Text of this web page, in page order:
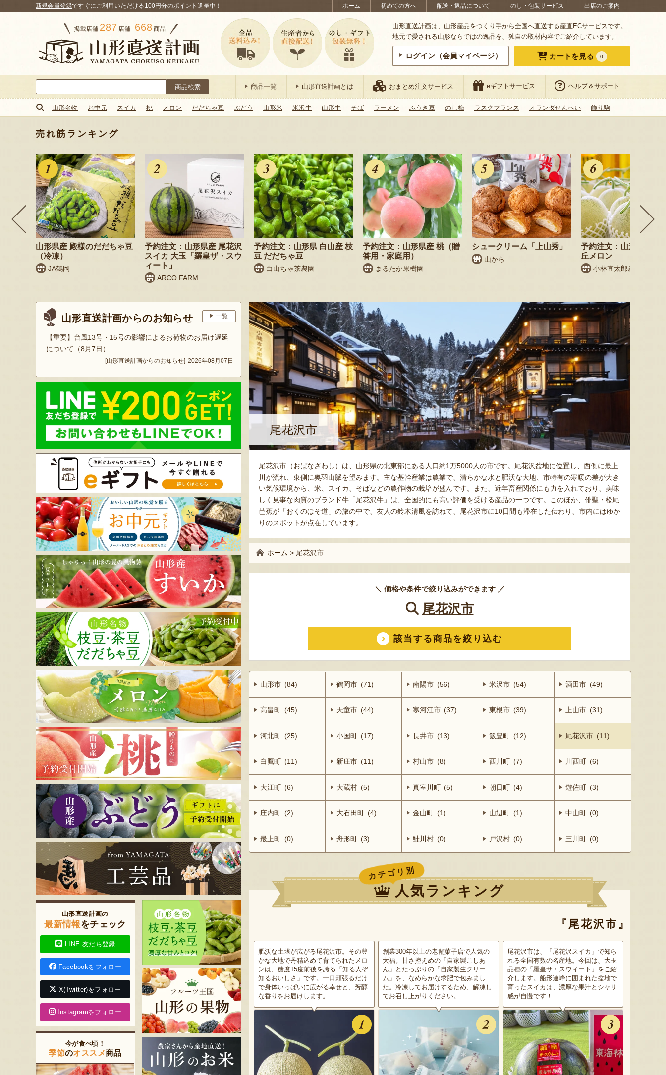
ホーム 初めての方へ 配送・返品について のし・包装サービス 出店のご案内
新規会員登録ですぐにご利用いただける100円分のポイント進呈中！
掲載店舗 287 店舗 668 商品
山形直送計画は、山形産品をつくり手から全国へ直送する産直ECサービスです。
地元で愛される山形ならではの逸品を、独自の取材内容でご紹介しています。
ログイン（会員マイページ） カートを見る 0
索:
商品一覧 山形直送計画とは おまとめ注文サービス eギフトサービス ヘルプ＆サポート
山形名物 お中元 スイカ 桃 メロン だだちゃ豆 ぶどう 山形米 米沢牛 山形牛 そば ラーメン ふうき豆 のし梅 ラスクフランス オランダせんべい 飾り駒
売れ筋ランキング
山形県産 殿様のだだちゃ豆
（冷凍）
JA鶴岡
予約注文：山形県産 尾花沢
スイカ 大玉「羅皇ザ・スウ
ィート」
ARCO FARM
予約注文：山形県 白山産 枝
豆 だだちゃ豆
白山ちゃ茶農園
予約注文：山形県産 桃（贈
答用・家庭用）
まるたか果樹園
シュークリーム「上山秀」
山から
予約注文：山形県産 庄
丘メロン
小林直太郎農園
山形直送計画からのお知らせ 一覧
【重要】台風13号・15号の影響によるお荷物のお届け遅延
について（8月7日）
[山形直送計画からのお知らせ] 2026年08月07日
尾花沢市
尾花沢市（おばなざわし）は、山形県の北東部にある人口約1万5000人の市です。尾花沢盆地に位置し、西側に最上
川が流れ、東側に奥羽山脈を望みます。主な基幹産業は農業で、清らかな水と肥沃な大地、市特有の寒暖の差が大き
い気候環境から、米、スイカ、そばなどの農作物の栽培が盛んです。また、近年畜産関係にも力を入れており、美味
しく見事な肉質のブランド牛「尾花沢牛」は、全国的にも高い評価を受ける産品の一つです。このほか、俳聖・松尾
芭蕉が「おくのほそ道」の旅の中で、友人の鈴木清風を訪ねて、尾花沢市に10日間も滞在した伝わり、市内にはゆか
りのスポットが点在しています。
ホーム > 尾花沢市
＼ 価格や条件で絞り込みができます ／
尾花沢市
該当する商品を絞り込む
山形市 (84) 鶴岡市 (71) 南陽市 (56) 米沢市 (54) 酒田市 (49)
高畠町 (45) 天童市 (44) 寒河江市 (37) 東根市 (39) 上山市 (31)
河北町 (25) 小国町 (17) 長井市 (13) 飯豊町 (12) 尾花沢市 (11)
白鷹町 (11) 新庄市 (11) 村山市 (8) 西川町 (7) 川西町 (6)
大江町 (6) 大蔵村 (5) 真室川町 (5) 朝日町 (4) 遊佐町 (3)
庄内町 (2) 大石田町 (4) 金山町 (1) 山辺町 (1) 中山町 (0)
最上町 (0) 舟形町 (3) 鮭川村 (0) 戸沢村 (0) 三川町 (0)
カテゴリ別
人気ランキング
『尾花沢市』
肥沃な土壌が広がる尾花沢市。その豊
かな大地で丹精込めて育てられたメロ
ンは、糖度15度前後を誇る「知る人ぞ
知るおいしさ」です。一口頬張るだけ
で身体いっぱいに広がる幸せと、芳醇
な香りをお届けします。
創業300年以上の老舗菓子店で人気の
大福。甘さ控えめの「自家製こしあ
ん」とたっぷりの「自家製生クリー
ム」を、なめらかな求肥で包みまし
た。冷凍してお届けするため、解凍し
てお召し上がりください。
尾花沢市は、「尾花沢スイカ」で知ら
れる全国有数の名産地。今回は、大玉
品種の「羅皇ザ・スウィート」をご紹
介します。船形連峰に囲まれた盆地で
育ったスイカは、濃厚な果汁とシャリ
感が自慢です！
山形直送計画の
最新情報をチェック
LINE 友だち登録
Facebookをフォロー
X(Twitter)をフォロー
Instagramをフォロー
今が食べ頃！
季節のオススメ商品